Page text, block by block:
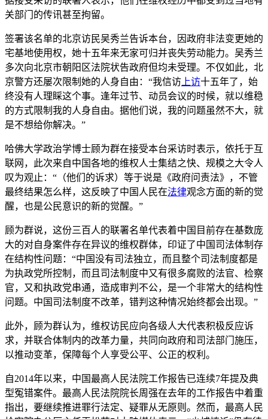
关部门的传讯甚至拘留。
签署该名单的北京访民吴秀兰告诉本台，因政府非法变更她的
宅基地使用权，她十五年来无家可归并丧失劳动能力。吴秀兰
多次向北京市朝阳区法院状告政府但均未受理。不仅如此，北
京警方还屡次限制她的人身自由：“我信访 上访十五年了，始
终没有人理睬这个事。逢年过节、动员会议的时候，就以维稳
的方式限制我的人身自由。据他们说，我的问题虽然不大，就
是不想给你解决。”
哈佛大学政治学博士顾为群在接受本台采访时表示，依托于互
联网，此次来自中国各地的维权人士集结之快、规模之大令人
叹为观止：“（他们的诉求）等于说是《政府问责法》，不管
最终结果怎么样，这反映了中国人民在法律观念方面的新的觉
醒，也是公民意识的新的觉醒。”
顾为群说，这份三百人的联署名单代表着中国目前存在基数庞
大的对自身案件存在异议的维权群体，印证了中国司法体制存
在结构性问题：“中国没有司法独立，而且整个司法制度都是
为执政党所控制，而且司法制度中又有很多腐败的法官、检察
官，又和执政党串通，造成审判不公，是一个非常大的结构性
问题。中国司法制度不改革，错判这种情况始终都会出现。”
此外，顾为群认为，维权访民应向各级人大代表积极反应诉
求，并联合体制内的改革力量，共同向政府和司法部门施压，
以推动变革，保障每个人享受公平、公正的权利。
自2014年以来，中国最高人民法院工作报告已连续7年提及典
型冤错案件。最高人民法院院长周强在去年的工作报告中着重
指出，要继续推进罪行法定、疑罪从无原则。然而，最高人民